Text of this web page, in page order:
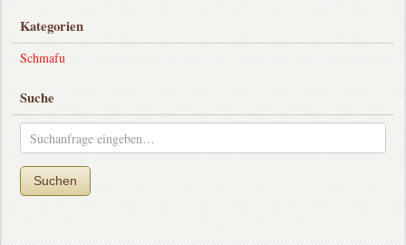
Kategorien
Schmafu
Suche
Suchen